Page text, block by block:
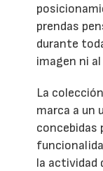
prendas
durante
imagen ni
La
marca a un
concebidas
la actividad